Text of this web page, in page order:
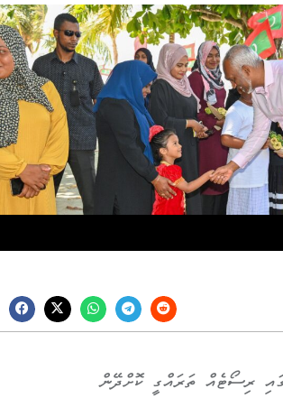
ރިސޯޓެއް ތަރައްގީ ކޮށްދޭން